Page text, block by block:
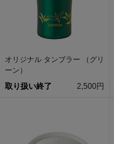
オリジナル タンブラー （グリ
ーン）
取り扱い終了
2,500円